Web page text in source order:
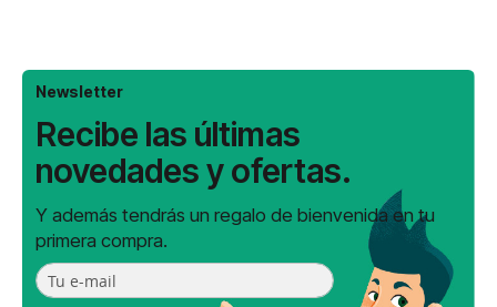
Newsletter
Recibe las últimas
novedades y ofertas.
Y además tendrás un regalo de bienvenida en tu
primera compra.